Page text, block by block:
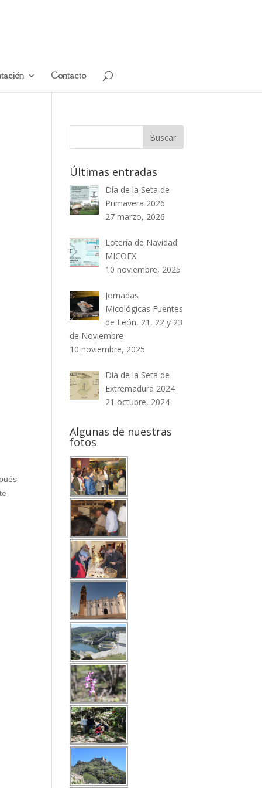
Contacto
Últimas entradas
Día de la Seta de
Primavera 2026
27 marzo, 2026
Lotería de Navidad
MICOEX
10 noviembre, 2025
Jornadas
Micológicas Fuentes
de León, 21, 22 y 23
de Noviembre
10 noviembre, 2025
Día de la Seta de
Extremadura 2024
21 octubre, 2024
Algunas de nuestras
fotos